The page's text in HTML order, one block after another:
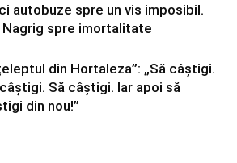
autobuze spre un vis imposibil.
Nagrig spre imortalitate
din Hortaleza”: „Să câștigi.
Să câștigi. Iar apoi să
din nou!”